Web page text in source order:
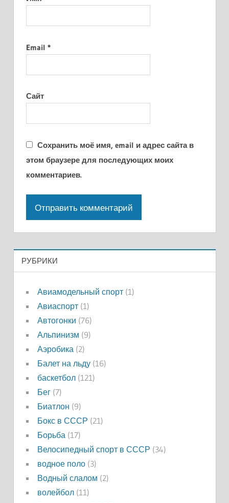
Email *
Сайт
Сохранить моё имя, email и адрес сайта в
этом браузере для последующих моих
комментариев.
РУБРИКИ
Авиамодельный спорт(1)
Авиаспорт(1)
Автогонки (76)
Альпинизм (9)
Аэробика (2)
Балет на льду(16)
баскетбол(121)
Бег(7)
Биатлон (9)
Бокс в СССР (21)
Борьба (17)
Велосипедный спорт в СССР (34)
водное поло(3)
Водный слалом (2)
волейбол(11)